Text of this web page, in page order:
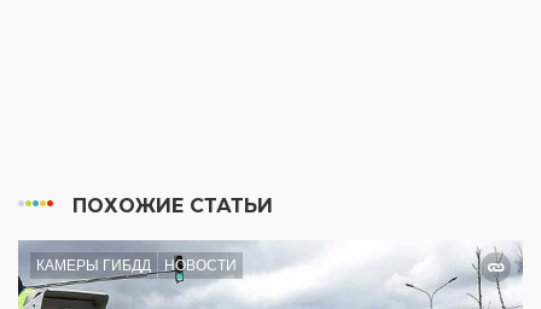
ПОХОЖИЕ СТАТЬИ
КАМЕРЫ ГИБДД НОВОСТИ